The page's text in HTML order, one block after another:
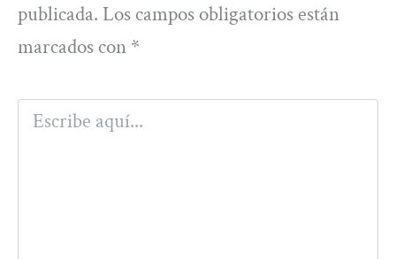
publicada. Los campos obligatorios están
marcados con *
aquí...